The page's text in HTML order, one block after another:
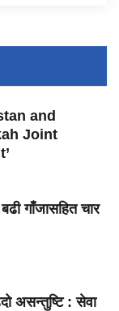
and
Joint
गाँजासहित चार
असन्तुष्टि : सेवा